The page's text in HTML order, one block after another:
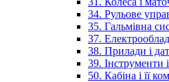
34. Рульове
35. Гальмівна
37.
38. Прилади і
39. Інструменти
50. Кабіна і її